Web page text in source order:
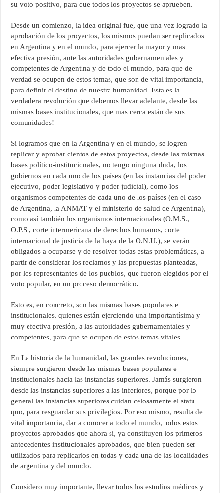
su voto positivo, para que todos los proyectos se aprueben.
Desde un comienzo, la idea original fue, que una vez logrado la
aprobación de los proyectos, los mismos puedan ser replicados
en Argentina y en el mundo, para ejercer la mayor y mas
efectiva presión, ante las autoridades gubernamentales y
competentes de Argentina y de todo el mundo, para que de
verdad se ocupen de estos temas, que son de vital importancia,
para definir el destino de nuestra humanidad. Esta es la
verdadera revolución que debemos llevar adelante, desde las
mismas bases institucionales, que mas cerca están de sus
comunidades!
Si logramos que en la Argentina y en el mundo, se logren
replicar y aprobar cientos de estos proyectos, desde las mismas
bases político-institucionales, no tengo ninguna duda, los
gobiernos en cada uno de los países (en las instancias del poder
ejecutivo, poder legislativo y poder judicial), como los
organismos competentes de cada uno de los países (en el caso
de Argentina, la ANMAT y el ministerio de salud de Argentina),
como así también los organismos internacionales (O.M.S.,
O.P.S., corte intermericana de derechos humanos, corte
internacional de justicia de la haya de la O.N.U.), se verán
obligados a ocuparse y de resolver todas estas problemáticas, a
partir de considerar los reclamos y las propuestas planteadas,
por los representantes de los pueblos, que fueron elegidos por el
voto popular, en un proceso democrático.
Esto es, en concreto, son las mismas bases populares e
institucionales, quienes están ejerciendo una importantísima y
muy efectiva presión, a las autoridades gubernamentales y
competentes, para que se ocupen de estos temas vitales.
En La historia de la humanidad, las grandes revoluciones,
siempre surgieron desde las mismas bases populares e
institucionales hacia las instancias superiores. Jamás surgieron
desde las instancias superiores a las inferiores, porque por lo
general las instancias superiores cuidan celosamente el statu
quo, para resguardar sus privilegios. Por eso mismo, resulta de
vital importancia, dar a conocer a todo el mundo, todos estos
proyectos aprobados que ahora si, ya constituyen los primeros
antecedentes institucionales aprobados, que bien pueden ser
utilizados para replicarlos en todas y cada una de las localidades
de argentina y del mundo.
Considero muy importante, llevar todos los estudios médicos y